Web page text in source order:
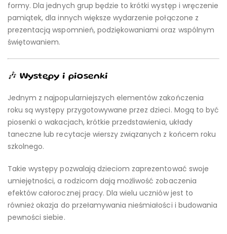
formy. Dla jednych grup będzie to krótki występ i wręczenie
pamiątek, dla innych większe wydarzenie połączone z
prezentacją wspomnień, podziękowaniami oraz wspólnym
świętowaniem.
🎶 Występy i piosenki
Jednym z najpopularniejszych elementów zakończenia
roku są występy przygotowywane przez dzieci. Mogą to być
piosenki o wakacjach, krótkie przedstawienia, układy
taneczne lub recytacje wierszy związanych z końcem roku
szkolnego.
Takie występy pozwalają dzieciom zaprezentować swoje
umiejętności, a rodzicom dają możliwość zobaczenia
efektów całorocznej pracy. Dla wielu uczniów jest to
również okazja do przełamywania nieśmiałości i budowania
pewności siebie.